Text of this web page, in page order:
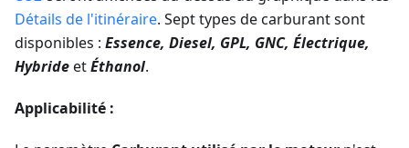
Détails de l'itinéraire. Sept types de carburant sont
disponibles : Essence, Diesel, GPL, GNC, Électrique,
HybrideetÉthanol.
Applicabilité :